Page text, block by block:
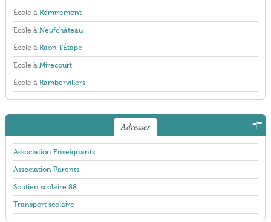
École à Remiremont
École à Neufchâteau
École à Raon-l'Étape
École à Mirecourt
École à Rambervillers
Adresses
Association Enseignants
Association Parents
Soutien scolaire 88
Transport scolaire